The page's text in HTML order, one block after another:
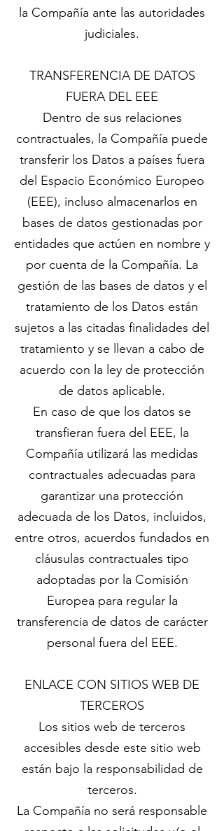
la Compañía ante las autoridades
judiciales.
TRANSFERENCIA DE DATOS
FUERA DEL EEE
Dentro de sus relaciones
contractuales, la Compañía puede
transferir los Datos a países fuera
del Espacio Económico Europeo
(EEE), incluso almacenarlos en
bases de datos gestionadas por
entidades que actúen en nombre y
por cuenta de la Compañía. La
gestión de las bases de datos y el
tratamiento de los Datos están
sujetos a las citadas finalidades del
tratamiento y se llevan a cabo de
acuerdo con la ley de protección
de datos aplicable.
En caso de que los datos se
transfieran fuera del EEE, la
Compañía utilizará las medidas
contractuales adecuadas para
garantizar una protección
adecuada de los Datos, incluidos,
entre otros, acuerdos fundados en
cláusulas contractuales tipo
adoptadas por la Comisión
Europea para regular la
transferencia de datos de carácter
personal fuera del EEE.
ENLACE CON SITIOS WEB DE
TERCEROS
Los sitios web de terceros
accesibles desde este sitio web
están bajo la responsabilidad de
terceros.
La Compañía no será responsable